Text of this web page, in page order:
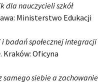
dla nauczycieli szkół
Ministerstwo Edukacji
badań społecznej integracji
. Kraków: Oficyna
samego siebie a zachowanie